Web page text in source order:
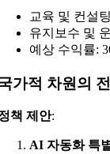
교육 및 컨설
유지보수 및
예상 수익률:
가적 차원의
책 제안:
AI 자동화 특